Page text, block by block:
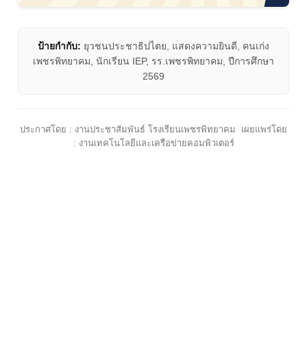
ป้ายกำกับ: ยุวชนประชาธิปไตย, แสดงความยินดี, คนเก่ง
เพชรพิทยาคม, นักเรียน IEP, รร.เพชรพิทยาคม, ปีการศึกษา
2569
ประกาศโดย : งานประชาสัมพันธ์ โรงเรียนเพชรพิทยาคม
เผยแพร่โดย
: งานเทคโนโลยีและเครือข่ายคอมพิวเตอร์